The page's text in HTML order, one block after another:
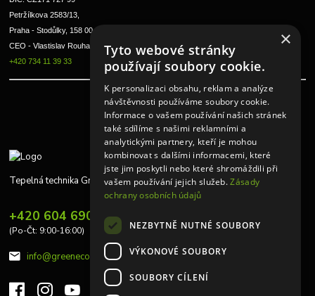
Petržílkova 2583/13,
Praha - Stodůlky, 158 00
CEO - Vlastislav Rouha ml.
+420 734 11 39 33
Tepelná technika Greeneco
+420 604 690 848
(Po-Čt: 9:00-16:00)
info@greeneco.cz
×
Tyto webové stránky
používají soubory cookie.
K personalizaci obsahu, reklam a analýze
návštěvnosti používáme soubory cookie.
Informace o vašem používání našich stránek
také sdílíme s našimi reklamními a
analytickými partnery, kteří je mohou
kombinovat s dalšími informacemi, které
jste jim poskytli nebo které shromáždili při
vašem používání jejich služeb.Zásady
ochrany osobních údajů
NEZBYTNĚ NUTNÉ SOUBORY
VÝKONOVÉ SOUBORY
SOUBORY CÍLENÍ